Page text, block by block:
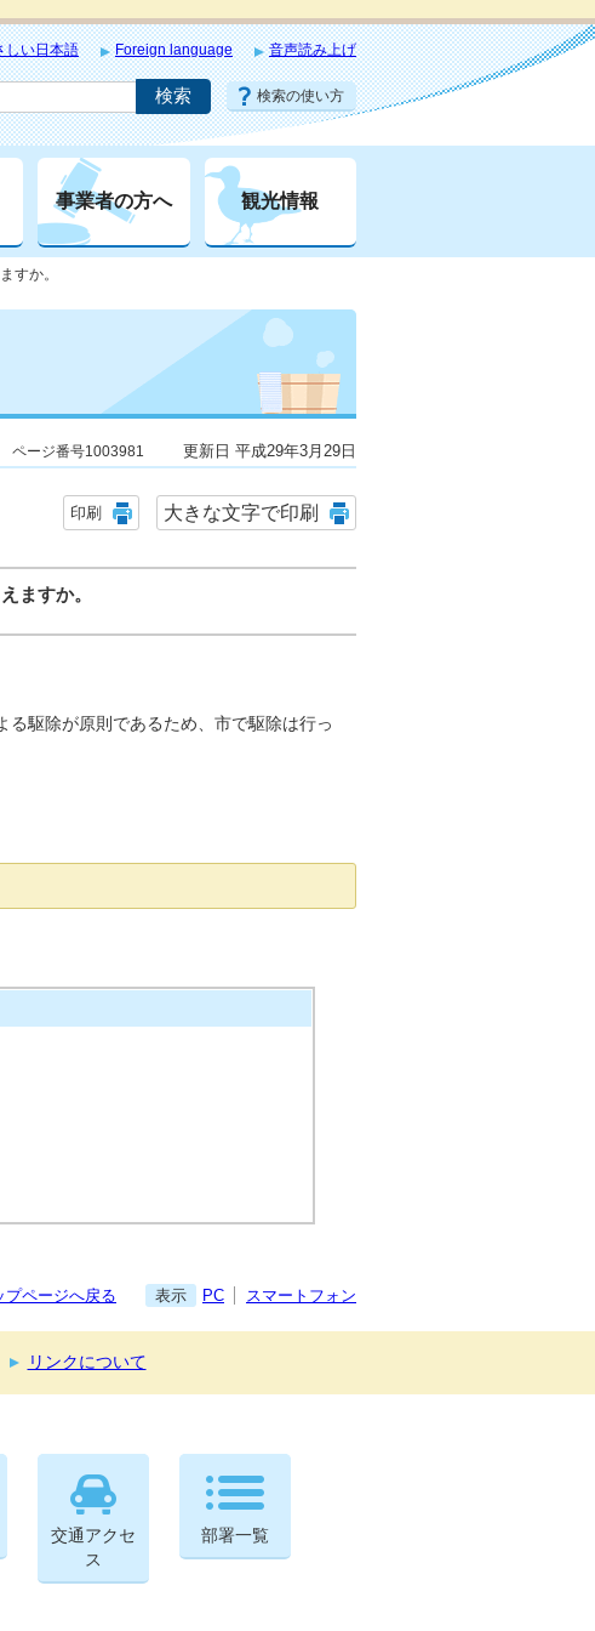
しい日本語 Foreign language 音声読み上げ
検索の使い方
事業者の方へ 観光情報
すか。
ページ番号1003981 更新日 平成29年3月29日
印刷 大きな文字で印刷
ますか。
駆除が原則であるため、市で駆除は行っ
プページへ戻る 表示 PC スマートフォン
リンクについて
交通アクセ
ス
部署一覧